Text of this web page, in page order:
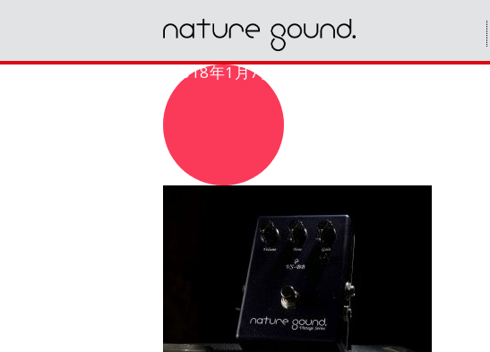
2018年1月7日